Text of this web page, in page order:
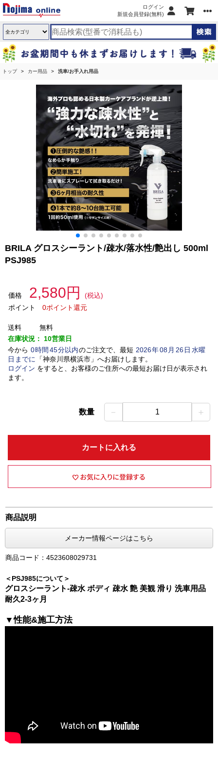
ログイン
新規会員登録(無料)
トップ カー用品 洗車/お手入れ用品
BRILA グロスシーラント/疎水/落水性/艶出し 500ml
PSJ985
価格 2,580円
(税込)
ポイント
0ポイント還元
送料
無料
在庫状況： 10営業日
今から 0時間 45分以内のご注文で、最短 2026年08 月 26日水曜
日 までに 「神奈川県横浜市」 へお届けします。
ログイン をすると、お客様のご住所への最短お届け日が表示され
ます。
数量 － 1 ＋
カートに入れる
商品説明
メーカー情報ページはこちら
商品コード：4523608029731
＜PSJ985について＞
グロスシーラント-疎水 ボディ 疎水 艶 美観 滑り 洗車用品
耐久2-3ヶ月
▼性能&施工方法